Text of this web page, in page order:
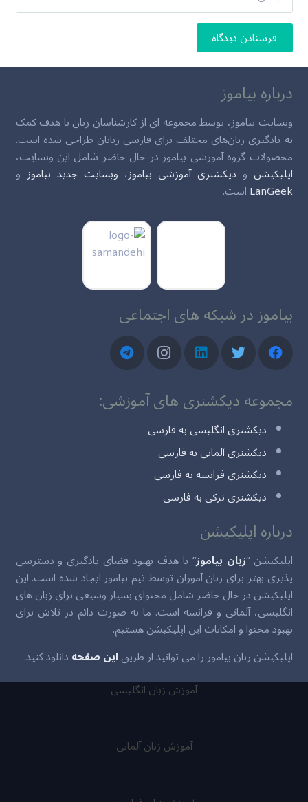
فرستادن دیدگاه
درباره بیاموز
وبسایت بیاموز، توسط مجموعه ای از کارشناسان زبان با هدف کمک
به یادگیری زبان‌های مختلف برای فارسی زبانان طراحی شده است.
محصولات گروه آموزشی بیاموز در حال حاضر شامل این وبسایت،
اپلیکیشن و دیکشنری آموزشی بیاموز، وبسایت جدید بیاموز و
LanGeekاست.
بیاموز در شبکه های اجتماعی
مجموعه دیکشنری های آموزشی:
دیکشنری انگلیسی به فارسی
دیکشنری آلمانی به فارسی
دیکشنری فرانسه به فارسی
دیکشنری ترکی به فارسی
درباره اپلیکیشن
اپلیکیشن “زبان بیاموز” با هدف بهبود فضای یادگیری و دسترسی
پذیری بهتر برای زبان آموزان توسط تیم بیاموز ایجاد شده است. این
اپلیکیشن در حال حاضر شامل محتوای بسیار وسیعی برای زبان های
انگلیسی، آلمانی و فرانسه است. ما به صورت دائم در تلاش برای
بهبود محتوا و امکانات این اپلیکیشن هستیم.
اپلیکیشن زبان بیاموز را می توانید از طریقاین صفحهدانلود کنید.
آموزش زبان انگلیسی
آموزش زبان آلمانی